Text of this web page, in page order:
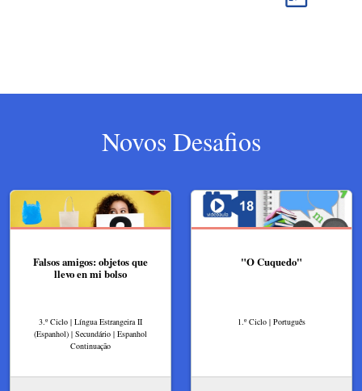
Novos Desafios
Falsos amigos: objetos que
llevo en mi bolso
3.º Ciclo | Língua Estrangeira II
(Espanhol) | Secundário | Espanhol
Continuação
"O Cuquedo"
1.º Ciclo | Português